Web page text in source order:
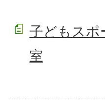
子どもスポ
室